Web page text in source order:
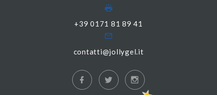
+39 0171 81 89 41
contatti@jollygel.it